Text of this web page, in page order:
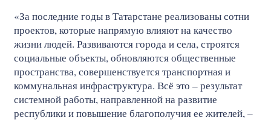
«За последние годы в Татарстане реализованы сотни
проектов, которые напрямую влияют на качество
жизни людей. Развиваются города и села, строятся
социальные объекты, обновляются общественные
пространства, совершенствуется транспортная и
коммунальная инфраструктура. Всё это – результат
системной работы, направленной на развитие
республики и повышение благополучия ее жителей, –